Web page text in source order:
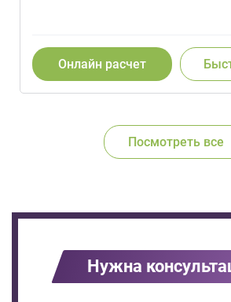
Онлайн расчет
Посмотреть все
Нужна